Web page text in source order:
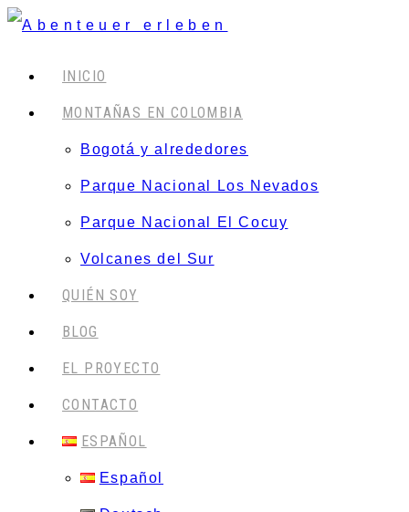
INICIO
MONTAÑAS EN COLOMBIA
Bogotá y alrededores
Parque Nacional Los Nevados
Parque Nacional El Cocuy
Volcanes del Sur
QUIÉN SOY
BLOG
EL PROYECTO
CONTACTO
ESPAÑOL
Español